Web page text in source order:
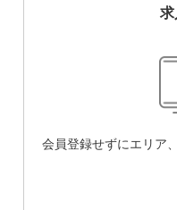
求
会員登録せずにエリア